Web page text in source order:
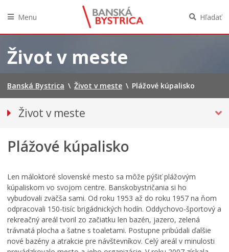
obsah
Menu Hľadať
Život v meste
Banská Bystrica \ Život v meste \ Plážové kúpalisko
Život v meste
Pešia zóna
Pohotovostné kontakty
Podujatia
Úrady a inštitúcie
Mestská polícia
Školstvo
Plážové kúpalisko
Len máloktoré slovenské mesto sa môže pýšiť plážovým
kúpaliskom vo svojom centre. Banskobystričania si ho
vybudovali zväčša sami. Od roku 1953 až do roku 1957 na ňom
odpracovali 150-tisíc brigádnických hodín. Oddychovo-športový a
rekreačný areál tvoril zo začiatku len bazén, jazero, zelená
trávnatá plocha a šatne s toaletami. Postupne pribúdali ďalšie
nové bazény a atrakcie pre návštevníkov. Celý areál v minulosti